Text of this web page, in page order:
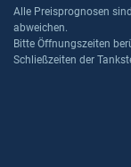
Alle Preisprognosen
abweichen.
Bitte Öffnungszeiten
Schließzeiten der